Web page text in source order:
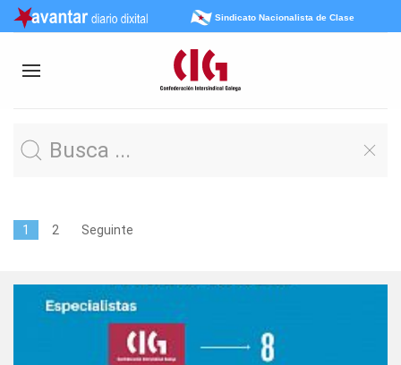
Sindicato Nacionalista de Clase
1 2 Seguinte